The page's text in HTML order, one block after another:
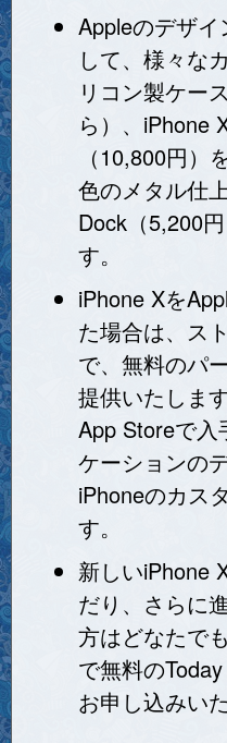
Appleのデザ
して、様々な
リコン製ケー
ら）、iPhone
（10,800円）
色のメタル仕
Dock（5,200
す。
iPhone Xを
た場合は、ス
で、無料のパ
提供いたしま
App Storeで入
ケーションの
iPhoneのカス
す。
新しいiPhone
だり、さらに
方はどなたで
で無料の
お申し込みい